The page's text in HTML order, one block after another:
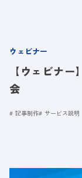
ウェビナー
【ウェビナ
会
記事制作 サービス説明